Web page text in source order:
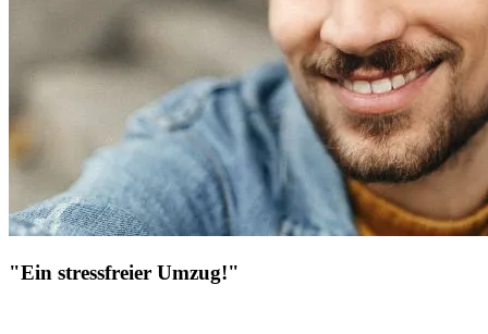
"Ein stressfreier Umzug!"